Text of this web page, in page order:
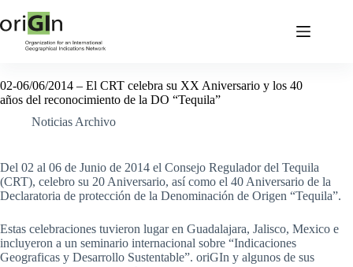
02-06/06/2014 – El CRT celebra su XX Aniversario y los 40
años del reconocimiento de la DO “Tequila”
Noticias Archivo
Del 02 al 06 de Junio de 2014 el Consejo Regulador del Tequila
(CRT), celebro su 20 Aniversario, así como el 40 Aniversario de la
Declaratoria de protección de la Denominación de Origen “Tequila”.
Estas celebraciones tuvieron lugar en Guadalajara, Jalisco, Mexico e
incluyeron a un seminario internacional sobre “Indicaciones
Geograficas y Desarrollo Sustentable”. oriGIn y algunos de sus